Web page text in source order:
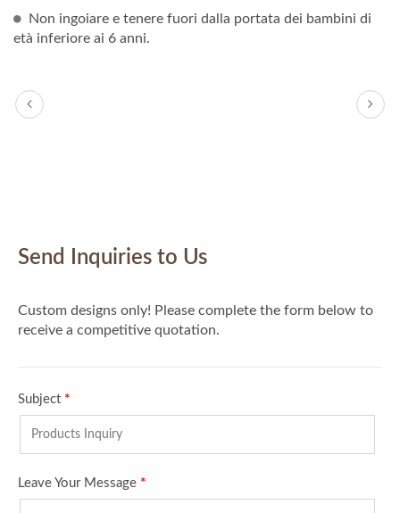
Non ingoiare e tenere fuori dalla portata dei bambini di
età inferiore ai 6 anni.